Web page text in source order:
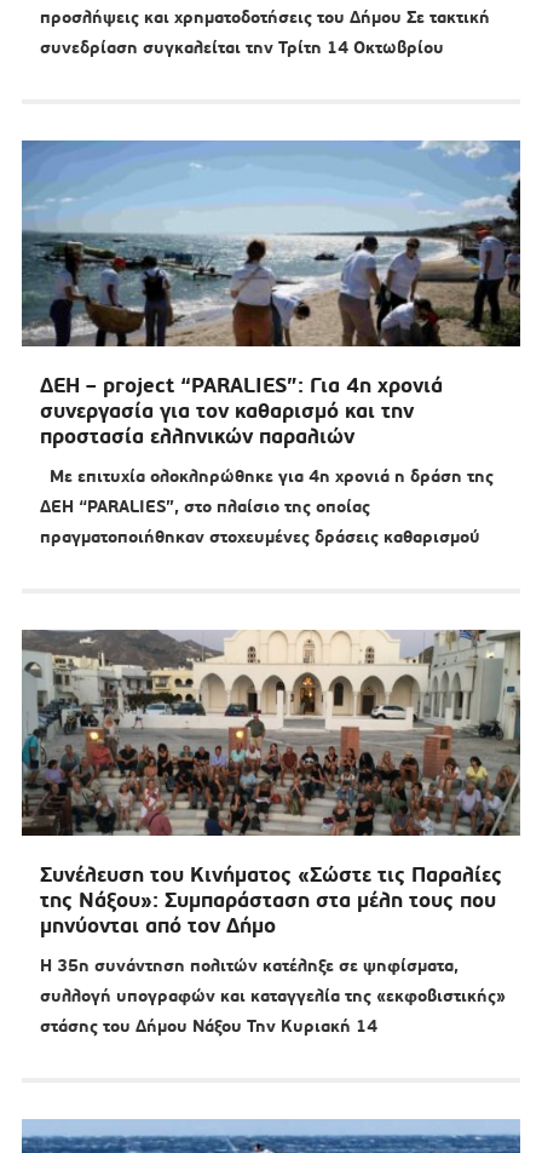
προσλήψεις και χρηματοδοτήσεις του Δήμου Σε τακτική
συνεδρίαση συγκαλείται την Τρίτη 14 Οκτωβρίου
ΔΕΗ – project “PARALIES”: Για 4η χρονιά
συνεργασία για τον καθαρισμό και την
προστασία ελληνικών παραλιών
Με επιτυχία ολοκληρώθηκε για 4η χρονιά η δράση της
ΔΕΗ “PARALIES”, στο πλαίσιο της οποίας
πραγματοποιήθηκαν στοχευμένες δράσεις καθαρισμού
Συνέλευση του Κινήματος «Σώστε τις Παραλίες
της Νάξου»: Συμπαράσταση στα μέλη τους που
μηνύονται από τον Δήμο
Η 35η συνάντηση πολιτών κατέληξε σε ψηφίσματα,
συλλογή υπογραφών και καταγγελία της «εκφοβιστικής»
στάσης του Δήμου Νάξου Την Κυριακή 14